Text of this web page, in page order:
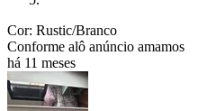
Cor: Rustic/Branco
Conforme alô anúncio amamos
há 11 meses